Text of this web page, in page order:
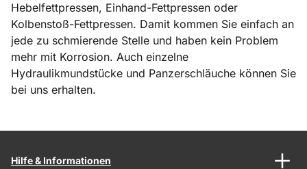
Hebelfettpressen, Einhand-Fettpressen oder
Kolbenstoß-Fettpressen. Damit kommen Sie einfach an
jede zu schmierende Stelle und haben kein Problem
mehr mit Korrosion. Auch einzelne
Hydraulikmundstücke und Panzerschläuche können Sie
bei uns erhalten.
Hilfe & Informationen